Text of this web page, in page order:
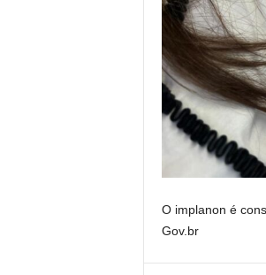
O implanon é
Gov.br